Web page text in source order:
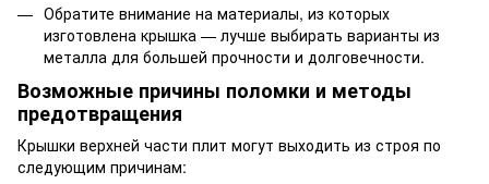
Обратите внимание на материалы, из которых
изготовлена крышка — лучше выбирать варианты из
металла для большей прочности и долговечности.
Возможные причины поломки и методы
предотвращения
Крышки верхней части плит могут выходить из строя по
следующим причинам: